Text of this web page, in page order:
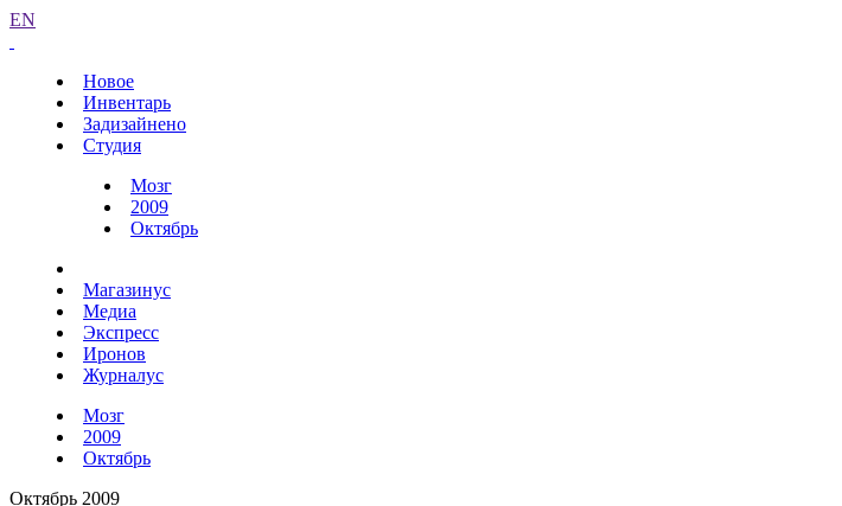
EN
Новое
Инвентарь
Задизайнено
Студия
Мозг
2009
Октябрь
Магазинус
Медиа
Экспресс
Иронов
Журналус
Мозг
2009
Октябрь
Октябрь 2009